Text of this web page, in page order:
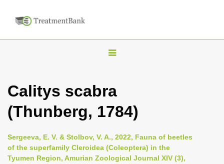
T
g
l
n
a
Calitys scabra
(Thunberg, 1784)
Sergeeva, E. V. & Stolbov, V. A., 2022, Fauna of beetles
of the superfamily Cleroidea (Coleoptera) in the
Tyumen Region, Amurian Zoological Journal XIV (3),